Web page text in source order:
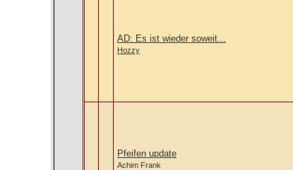
AD: Es ist wieder soweit...
Hozzy
Pfeifen update
Achim Frank